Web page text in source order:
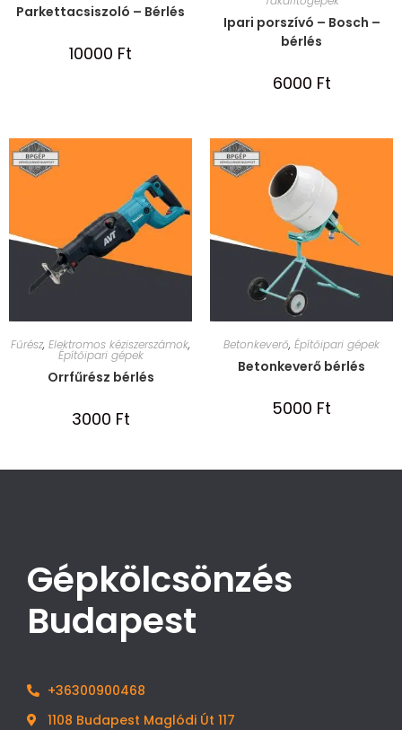
Parkettacsiszoló – Bérlés
10000 Ft
Ipari porszívó – Bosch –
bérlés
6000 Ft
Fűrész, Elektromos kéziszerszámok,
Építőipari gépek
Orrfűrész bérlés
3000 Ft
Betonkeverő, Építőipari gépek
Betonkeverő bérlés
5000 Ft
Gépkölcsönzés
Budapest
+36300900468
1108 Budapest Maglódi Út 117